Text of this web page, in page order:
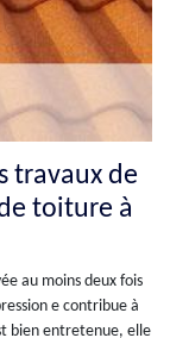
travaux de
toiture à
au moins deux fois
e contribue à
bien entretenue, elle